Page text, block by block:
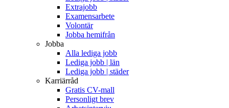
Extrajobb
Examensarbete
Volontär
Jobba hemifrån
Jobba
Alla lediga jobb
Lediga jobb | län
Lediga jobb | städer
Karriärråd
Gratis CV-mall
Personligt brev